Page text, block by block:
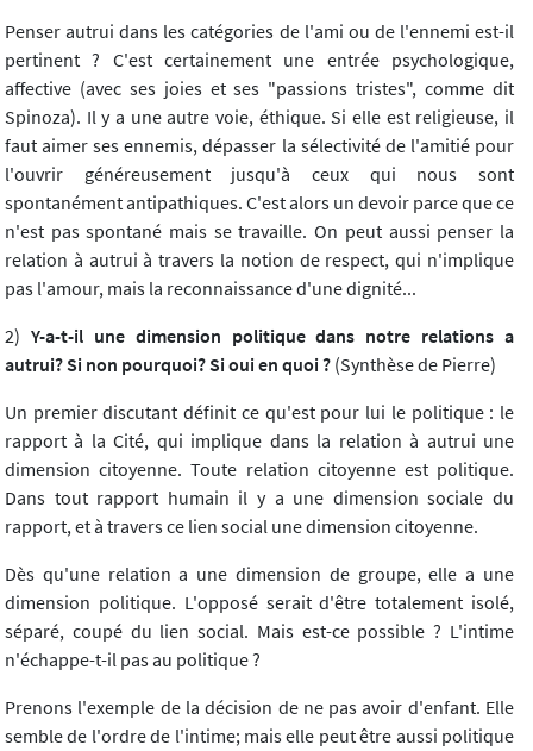
Penser autrui dans les catégories de l'ami ou de l'ennemi est-il
pertinent ? C'est certainement une entrée psychologique,
affective (avec ses joies et ses "passions tristes", comme dit
Spinoza). Il y a une autre voie, éthique. Si elle est religieuse, il
faut aimer ses ennemis, dépasser la sélectivité de l'amitié pour
l'ouvrir généreusement jusqu'à ceux qui nous sont
spontanément antipathiques. C'est alors un devoir parce que ce
n'est pas spontané mais se travaille. On peut aussi penser la
relation à autrui à travers la notion de respect, qui n'implique
pas l'amour, mais la reconnaissance d'une dignité...
2) Y-a-t-il une dimension politique dans notre relations a
autrui? Si non pourquoi? Si oui en quoi ? (Synthèse de Pierre)
Un premier discutant définit ce qu'est pour lui le politique : le
rapport à la Cité, qui implique dans la relation à autrui une
dimension citoyenne. Toute relation citoyenne est politique.
Dans tout rapport humain il y a une dimension sociale du
rapport, et à travers ce lien social une dimension citoyenne.
Dès qu'une relation a une dimension de groupe, elle a une
dimension politique. L'opposé serait d'être totalement isolé,
séparé, coupé du lien social. Mais est-ce possible ? L'intime
n'échappe-t-il pas au politique ?
Prenons l'exemple de la décision de ne pas avoir d'enfant. Elle
semble de l'ordre de l'intime; mais elle peut être aussi politique